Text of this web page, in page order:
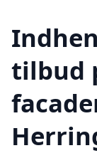
tilbud